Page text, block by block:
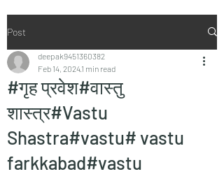
Post
#गृह प्रवेश#वास्तु
शास्त्र#Vastu
Shastra#vastu# vastu
farkkabad#vastu
deepak9451360382
Feb 14, 20241 min read